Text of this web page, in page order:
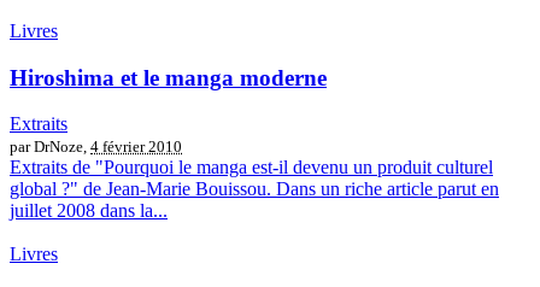
Livres
Hiroshima et le manga moderne
Extraits
par DrNoze, 4 février 2010
Extraits de "Pourquoi le manga est-il devenu un produit culturel
global ?" de Jean-Marie Bouissou. Dans un riche article parut en
juillet 2008 dans la...
Livres